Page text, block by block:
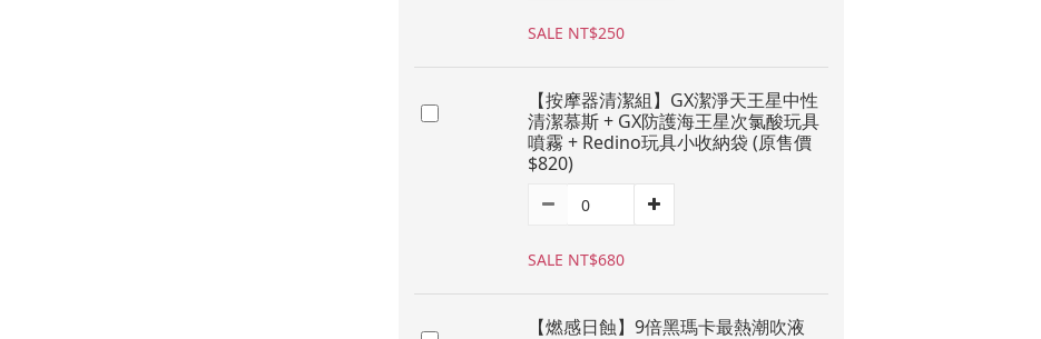
SALE NT$250
【按摩器清潔組】GX潔淨天王星中性
清潔慕斯 + GX防護海王星次氯酸玩具
噴霧 + Redino玩具小收納袋 (原售價
$820)
SALE NT$680
【燃感日蝕】9倍黑瑪卡最熱潮吹液